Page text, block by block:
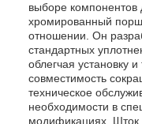
выборе компонентов
хромированный
отношении. Он
стандартных
облегчая установку
совместимость
техническое
необходимости в
модификациях. Шток